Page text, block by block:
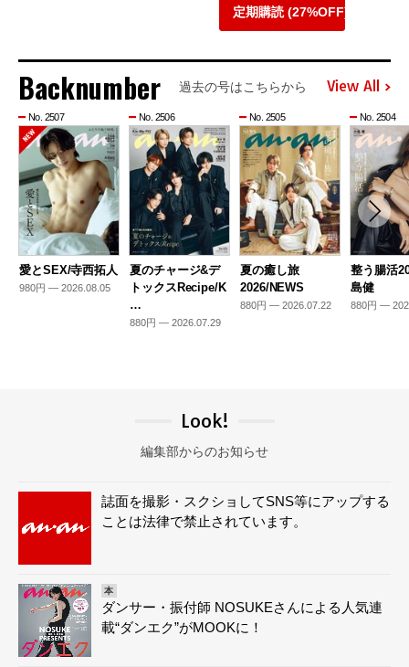
定期購読 (27%OFF)
Backnumber 過去の号はこちらから View All
No. 2507
愛とSEX/寺西拓人
980円 — 2026.08.05
No. 2506
夏のチャージ&デ
トックスRecipe/K
…
880円 — 2026.07.29
No. 2505
夏の癒し旅
2026/NEWS
880円 — 2026.07.22
No. 2504
整う腸活
島健
880円 —
Look!
編集部からのお知らせ
誌面を撮影・スクショしてSNS等にアップする
ことは法律で禁止されています。
本
ダンサー・振付師 NOSUKEさんによる人気連
載“ダンエク”がMOOKに！